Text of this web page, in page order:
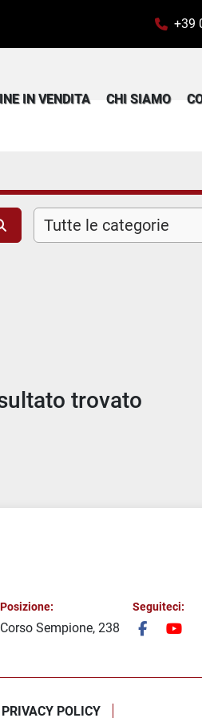
+39
IN VENDITA CHI SIAMO
Tutte le categorie
trovato
Posizione:
Corso Sempione, 238
Seguiteci:
facebook
PRIVACY POLICY